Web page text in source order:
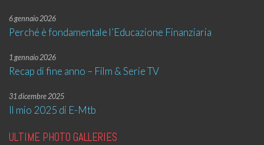
6 gennaio 2026
Perché è fondamentale l’Educazione Finanziaria
1 gennaio 2026
Recap di fine anno – Film & Serie TV
31 dicembre 2025
Il mio 2025 di E-Mtb
ULTIME PHOTO GALLERIES